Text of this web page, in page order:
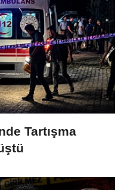
Tartışma